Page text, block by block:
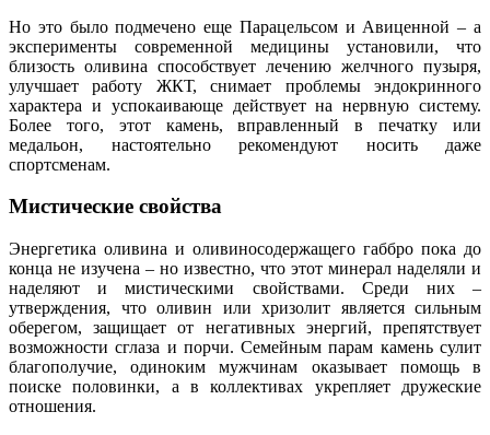
Но это было подмечено еще Парацельсом и Авиценной – а
эксперименты современной медицины установили, что
близость оливина способствует лечению желчного пузыря,
улучшает работу ЖКТ, снимает проблемы эндокринного
характера и успокаивающе действует на нервную систему.
Более того, этот камень, вправленный в печатку или
медальон, настоятельно рекомендуют носить даже
спортсменам.
Мистические свойства
Энергетика оливина и оливиносодержащего габбро пока до
конца не изучена – но известно, что этот минерал наделяли и
наделяют и мистическими свойствами. Среди них –
утверждения, что оливин или хризолит является сильным
оберегом, защищает от негативных энергий, препятствует
возможности сглаза и порчи. Семейным парам камень сулит
благополучие, одиноким мужчинам оказывает помощь в
поиске половинки, а в коллективах укрепляет дружеские
отношения.